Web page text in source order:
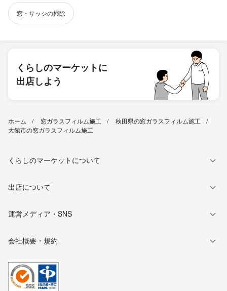
窓・サッシの掃除
くらしのマーケットに
出店しよう
ホーム 窓ガラスフィルム施工
秋田県の窓ガラスフィルム施工
大館市の窓ガラスフィルム施工
くらしのマーケットについて
出店について
運営メディア・SNS
会社概要・規約